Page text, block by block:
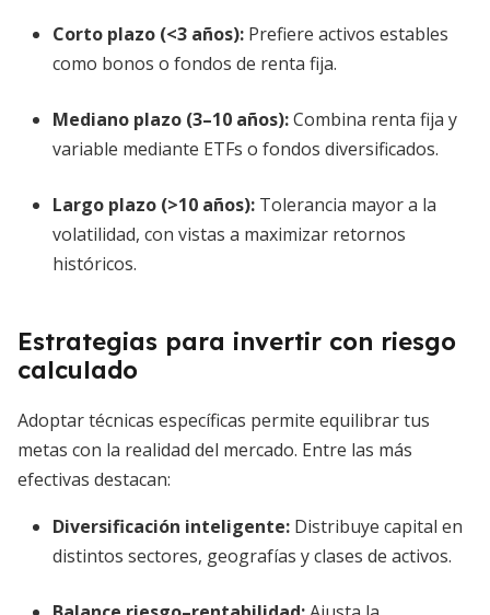
Corto plazo (<3 años): Prefiere activos estables
como bonos o fondos de renta fija.
Mediano plazo (3–10 años):Combina renta fija y
variable mediante ETFs o fondos diversificados.
Largo plazo (>10 años): Tolerancia mayor a la
volatilidad, con vistas a maximizar retornos
históricos.
Estrategias para invertir con riesgo
calculado
Adoptar técnicas específicas permite equilibrar tus
metas con la realidad del mercado. Entre las más
efectivas destacan:
Diversificación inteligente: Distribuye capital en
distintos sectores, geografías y clases de activos.